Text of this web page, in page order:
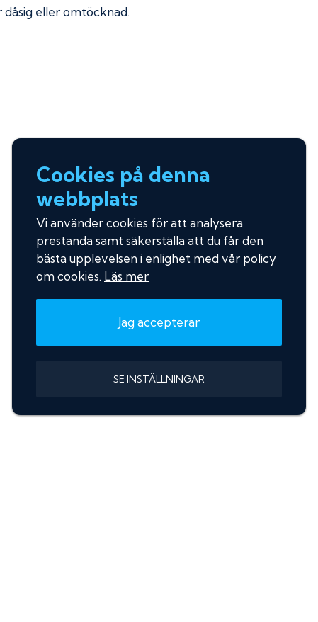
eller omtöcknad.
Cookies på denna
webbplats
Vi använder cookies för att analysera
prestanda samt säkerställa att du får den
bästa upplevelsen i enlighet med vår policy
om cookies. Läs mer
Jag accepterar
SE INSTÄLLNINGAR